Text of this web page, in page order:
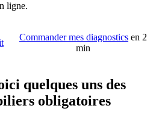
ligne.
Commander mes diagnostics en 2
min
quelques uns des
obligatoires